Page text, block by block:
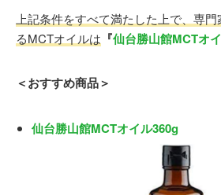
上記条件をすべて満たした上で、専
るMCTオイルは 『仙台勝山館MCTオ
＜おすすめ商品＞
仙台勝山館MCTオイル360g